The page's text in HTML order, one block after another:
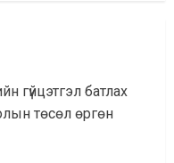
гүйцэтгэл батлах
төсөл өргөн